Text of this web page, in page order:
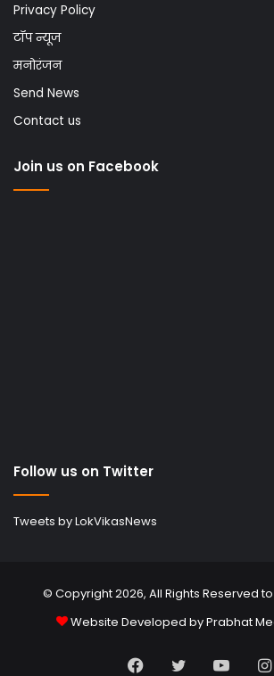
Privacy Policy
टॉप न्यूज
मनोरंजन
Send News
Contact us
Join us on Facebook
Follow us on Twitter
Tweets by LokVikasNews
© Copyright 2026, All Rights Reserved
Website Developed byPrabhat
Facebook
Twitter